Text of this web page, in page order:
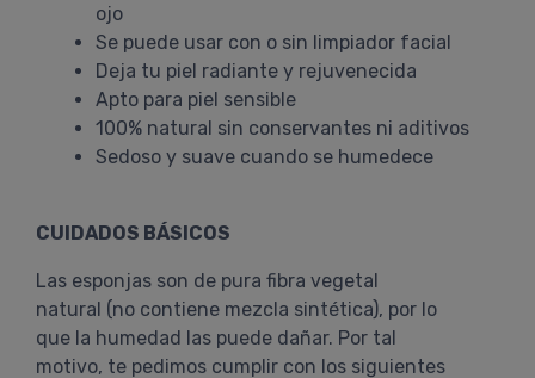
ojo
Se puede usar con o sin limpiador facial
Deja tu piel radiante y rejuvenecida
Apto para piel sensible
100% natural sin conservantes ni aditivos
Sedoso y suave cuando se humedece
CUIDADOS BÁSICOS
Las esponjas son de pura fibra vegetal
natural (no contiene mezcla sintética), por lo
que la humedad las puede dañar. Por tal
motivo, te pedimos cumplir con los siguientes